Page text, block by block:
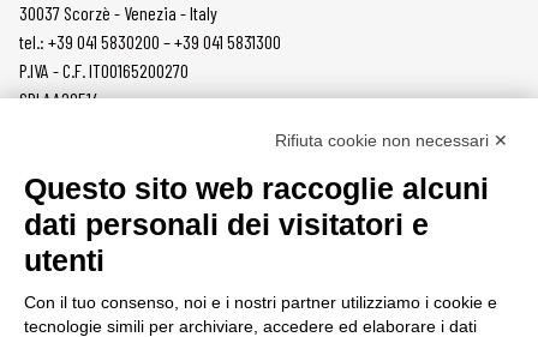
30037 Scorzè - Venezia - Italy
tel.: +39 041 5830200 – +39 041 5831300
P.IVA - C.F. IT00165200270
SDI AA2O514
MACINACAFFÈ
ON DEMAND
DOSATORI
MACINE
AZIENDA
NEWS
PRIVACY POLICY
Rifiuta cookie non necessari ✕
Questo sito web raccoglie alcuni
dati personali dei visitatori e
utenti
Con il tuo consenso, noi e i nostri partner utilizziamo i cookie e
tecnologie simili per archiviare, accedere ed elaborare i dati